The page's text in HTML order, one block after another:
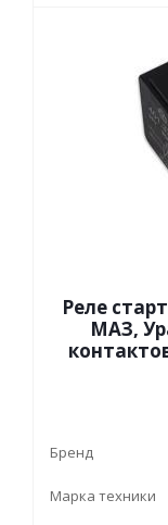
Реле
МАЗ,
Бренд
Марка техники